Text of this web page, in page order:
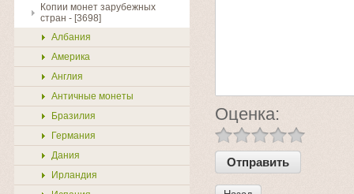
Копии монет зарубежных
стран - [3698]
Албания
Америка
Англия
Античные монеты
Бразилия
Германия
Дания
Ирландия
Оценка: